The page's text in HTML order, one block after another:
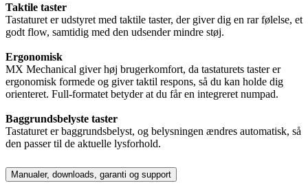
Taktile taster
Tastaturet er udstyret med taktile taster, der giver dig en rar følelse, et
godt flow, samtidig med den udsender mindre støj.
Ergonomisk
MX Mechanical giver høj brugerkomfort, da tastaturets taster er
ergonomisk formede og giver taktil respons, så du kan holde dig
orienteret. Full-formatet betyder at du får en integreret numpad.
Baggrundsbelyste taster
Tastaturet er baggrundsbelyst, og belysningen ændres automatisk, så
den passer til de aktuelle lysforhold.
Manualer, downloads, garanti og support